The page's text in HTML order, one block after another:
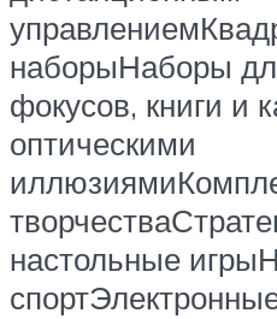
наборыНаборы
фокусов, книги и
оптическими
настольные